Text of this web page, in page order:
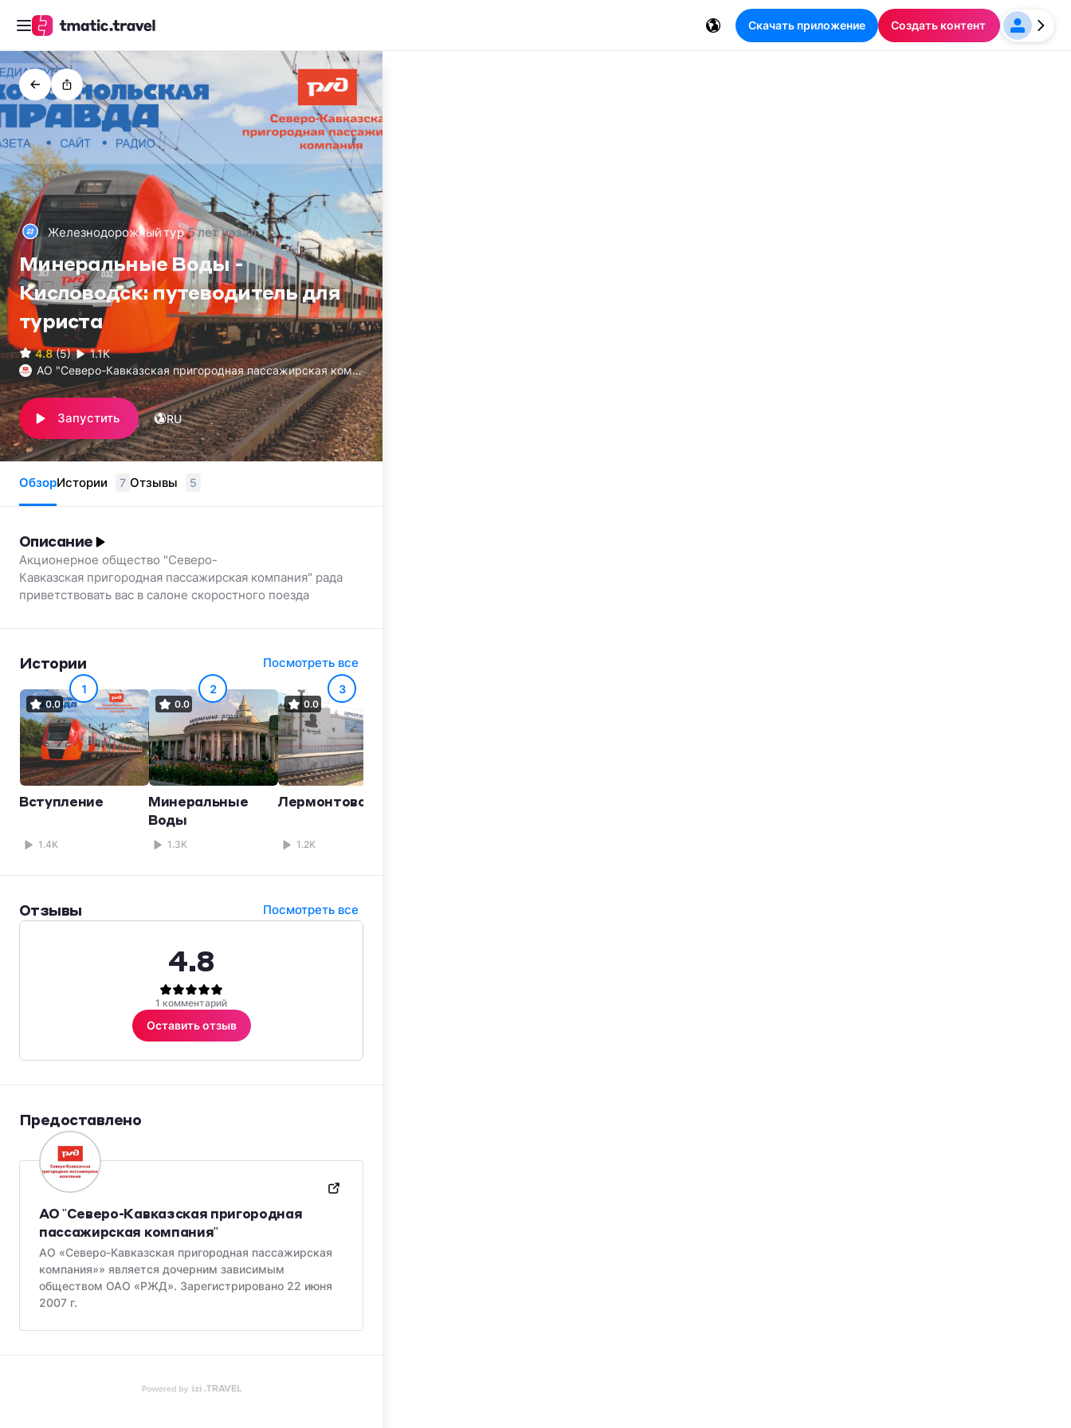
Скачать приложение Создать контент
Железнодорожныйтур5 лет назад
Минеральные Воды -
Кисловодск: путеводитель для
туриста
4.8 (5)
1.1K
АО "Северо-Кавказская пригородная пассажирская комп
ания"
Запустить RU
ОбзорИстории 7 Отзывы 5
Описание
Акционерное общество "Северо-
Кавказская пригородная пассажирская компания" рада
приветствовать вас в салоне скоростного поезда
#ждпутешествие
Истории Посмотреть все
1
0.0
Вступление
1.4K
2
0.0
Минеральные
Воды
1.3K
3
0.0
Лермонтовская
1.2K
Отзывы Посмотреть все
4.8
1 комментарий
Оставить отзыв
Предоставлено
АО "Северо-Кавказская пригородная
пассажирская компания"
АО «Северо-Кавказская пригородная пассажирская
компания»» является дочерним зависимым
обществом ОАО «РЖД». Зарегистрировано 22 июня
2007 г.